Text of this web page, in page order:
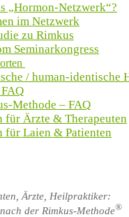
„Hormon-Netzwerk“?
im Netzwerk
zu Rimkus
Seminarkongress
/ human-identische
Methode – FAQ
für Ärzte & Therapeuten
für Laien & Patienten
Ärzte, Heilpraktiker:
der Rimkus-Methode®